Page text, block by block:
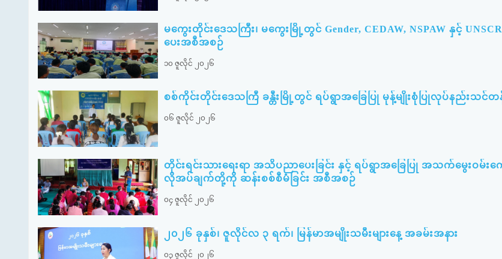
မကွေးတိုင်းဒေသကြီး၊ မကွေးမြို့တွင် Gender, CEDAW, NSPAW နှင့်
ပေးအစီအစဉ်
၁၀ ဇူလိုင် ၂၀၂၆
စစ်ကိုင်းတိုင်းဒေသကြီ ခန္တီးမြို့တွင် ရပ်ရွာအခြေပြု မုန့်မျိုးစုံပြုလုပ်နည်းသင်
၀၆ ဇူလိုင် ၂၀၂၆
တိုင်းရင်းသားရေးရာ အသိပညာပေးခြင်း နှင့် ရပ်ရွာအခြေပြု အသက်မွေးဝမ်းက
လိုအပ်ချက်တို့ကို ဆန်းစစ်စီမံခြင်း အစီအစဉ်
၀၄ ဇူလိုင် ၂၀၂၆
၂၀၂၆ ခုနှစ်၊ ဇူလိုင်လ ၃ ရက်၊ မြန်မာအမျိုးသမီးများနေ့ အခမ်းအနား
၀၃ ဇူလိုင် ၂၀၂၆